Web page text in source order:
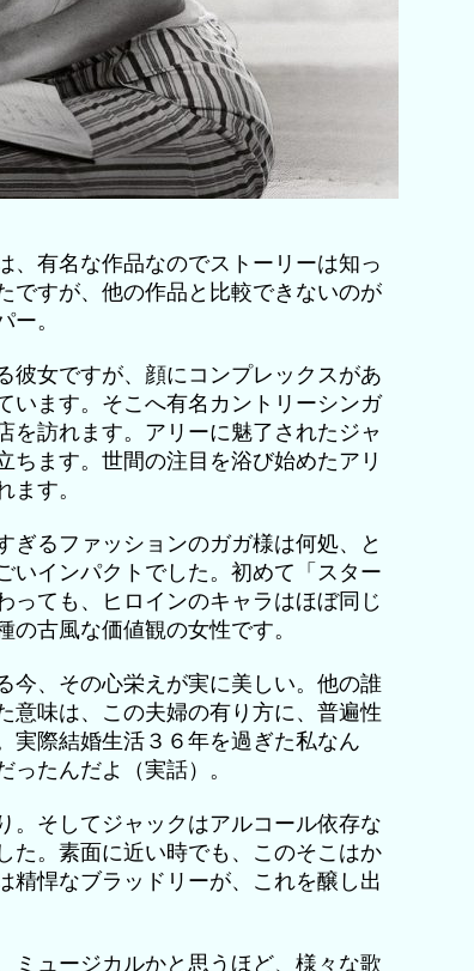
、有名な作品なのでストーリーは知っ
ですが、他の作品と比較できないのが
。
彼女ですが、顔にコンプレックスがあ
います。そこへ有名カントリーシンガ
を訪れます。アリーに魅了されたジャ
ちます。世間の注目を浴び始めたアリ
す。
ぎるファッションのガガ様は何処、と
いインパクトでした。初めて「スター
っても、ヒロインのキャラはほぼ同じ
古風な価値観の女性です。
今、その心栄えが実に美しい。他の誰
意味は、この夫婦の有り方に、普遍性
実際結婚生活３６年を過ぎた私なん
たんだよ（実話）。
。そしてジャックはアルコール依存な
た。素面に近い時でも、このそこはか
精悍なブラッドリーが、これを醸し出
ミュージカルかと思うほど、様々な歌